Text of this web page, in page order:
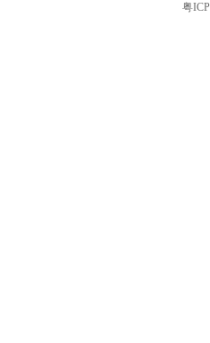
粤